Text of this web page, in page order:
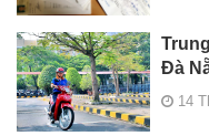
Đà
14